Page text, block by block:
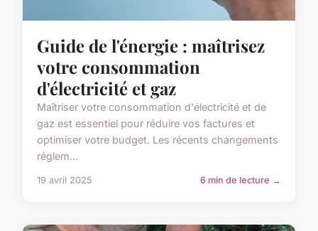
Guide de l'énergie : maîtrisez
votre consommation
d'électricité et gaz
Maîtriser votre consommation d'électricité et de
gaz est essentiel pour réduire vos factures et
optimiser votre budget. Les récents changements
réglem...
19 avril 2025 6 min de lecture →